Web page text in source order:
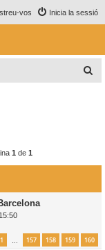
Inicia la sessió
vos
1 de 1
1 157 158 159 160